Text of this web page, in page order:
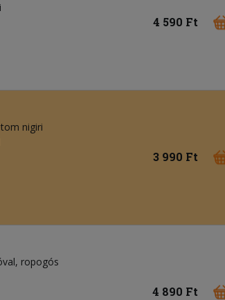
4 590 Ft
nigiri
3 990 Ft
ropogós
4 890 Ft